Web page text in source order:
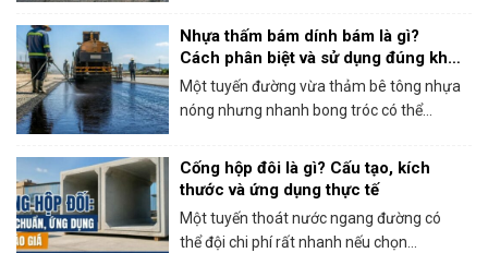
Nhựa thấm bám dính bám là gì?
Cách phân biệt và sử dụng đúng khi
thi công bê tông nhựa
Một tuyến đường vừa thảm bê tông nhựa
nóng nhưng nhanh bong tróc có thể...
Cống hộp đôi là gì? Cấu tạo, kích
thước và ứng dụng thực tế
Một tuyến thoát nước ngang đường có
thể đội chi phí rất nhanh nếu chọn...